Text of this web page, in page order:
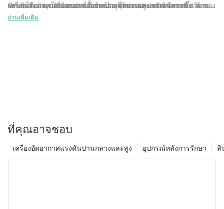
รักษาและการเปลี่ยนบ่อยครั้งน้อยลง ซึ่งช่วยประหยัดเวลาและเงินของ
ลูกค้าในระยะยาว
เครื่องได้ Jinyuan เสนอแผนการบำรุงรักษาและการบริการที่
ครอบคลุมเพื่อช่วยให้ลูกค้ารักษาเครื่องอัดอากาศให้อยู่ในสภาพสูงสุด
ประสิทธิภาพ เป็นมิตรต่อสิ่งแวดล้อม และอเนกประสงค์มากขึ้น ด้วย
การมุ่งเน้นไปที่ความยั่งยืนและการอนุรักษ์พลังงาน อุตสาหกรรมกำลัง
ระบบปรับอากาศ และการเลือกหน่วยคุณภาพสูงเช่นจินหยวนสามารถ
สร้างความแตกต่างอย่างมีนัยสำคัญในด้านประสิทธิภาพ ประสิทธิภาพ
ความเชี่ยวชาญชั้นยอดแก่ลูกค้า และหวังว่าจะได้ให้บริการชุมชนต่อ
ไปในหลายปีต่อ ๆ ไป
อ่านเพิ่มเติม
ที่คุณอาจชอบ
สิ
อุปกรณ์หลังการรักษา
เครื่องอัดอากาศแรงดันปานกลางและสูง